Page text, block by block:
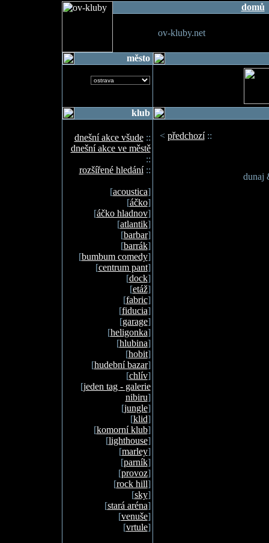
domů
ov-kluby.net
město
klub
dnešní akce všude::
dnešní akce ve městě
::
rozšířené hledání::
[acoustica]
[áčko]
[áčko hladnov]
[atlantik]
[barbar]
[barrák]
[bumbum comedy]
[centrum pant]
[dock]
[etáž]
[fabric]
[fiducia]
[garage]
[heligonka]
[hlubina]
[hobit]
[hudební bazar]
[chlív]
[jeden tag - galerie
nibiru]
[jungle]
[klid]
[komorní klub]
[lighthouse]
[marley]
[parník]
[provoz]
[rock hill]
[sky]
[stará aréna]
[venuše]
[vrtule]
< předchozí::
dunaj